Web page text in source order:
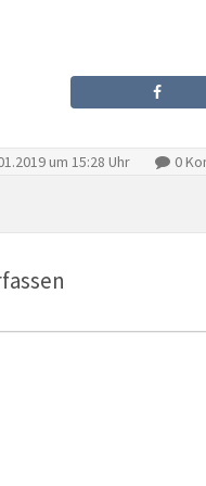
um 15:28 Uhr 0